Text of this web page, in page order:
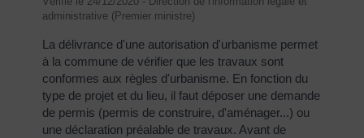
administrative (Premier ministre)
La délivrance d'une autorisation d'urbanisme permet
à la commune de vérifier que les travaux sont
conformes aux règles d'urbanisme. En fonction du
type de projet et du lieu, il faut déposer une demande
de permis (permis de construire, d'aménager...) ou
une déclaration préalable de travaux. Avant de